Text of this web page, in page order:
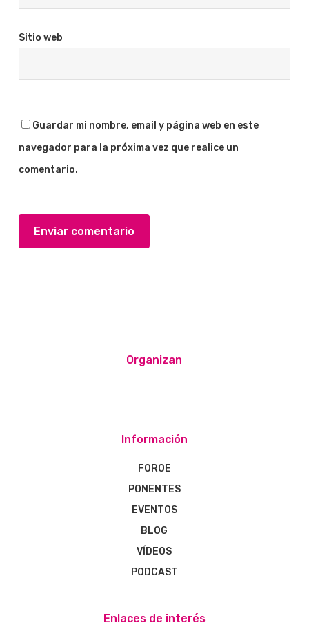
Sitio web
Guardar mi nombre, email y página web en este
navegador para la próxima vez que realice un
comentario.
Organizan
Información
FOROE
PONENTES
EVENTOS
BLOG
VÍDEOS
PODCAST
Enlaces de interés